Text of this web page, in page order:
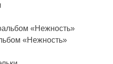
«Неж­ность»